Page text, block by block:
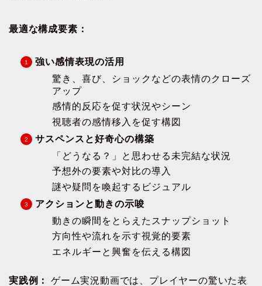
最適な構成要素：
強い感情表現の活用
驚き、喜び、ショックなどの表情のクローズ
アップ
感情的反応を促す状況やシーン
視聴者の感情移入を促す構図
サスペンスと好奇心の構築
「どうなる？」と思わせる未完結な状況
予想外の要素や対比の導入
謎や疑問を喚起するビジュアル
アクションと動きの示唆
動きの瞬間をとらえたスナップショット
方向性や流れを示す視覚的要素
エネルギーと興奮を伝える構図
実践例： ゲーム実況動画では、プレイヤーの驚いた表